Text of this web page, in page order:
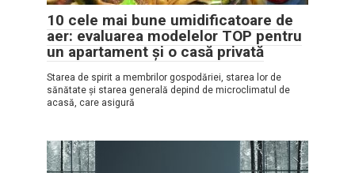
10 cele mai bune umidificatoare de
aer: evaluarea modelelor TOP pentru
un apartament și o casă privată
Starea de spirit a membrilor gospodăriei, starea lor de
sănătate și starea generală depind de microclimatul de
acasă, care asigură